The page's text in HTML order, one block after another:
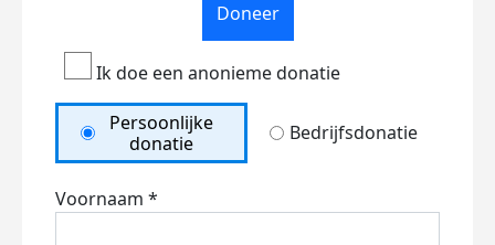
Doneer
Ik doe een anonieme donatie
Persoonlijke
donatie
Bedrijfsdonatie
Voornaam *